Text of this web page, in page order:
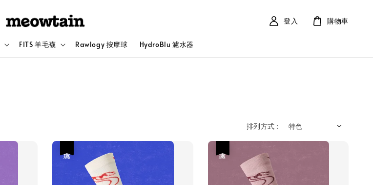
FITS 羊毛襪 Rawlogy 按摩球 HydroBlu 濾水器
登入 購物車
排列方式 :